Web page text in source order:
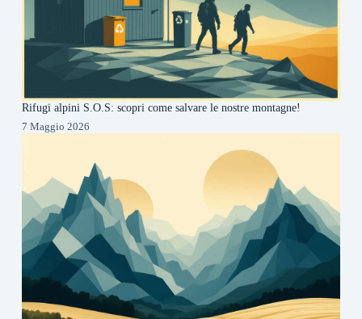
Rifugi alpini S.O.S: scopri come salvare le nostre montagne!
7 Maggio 2026